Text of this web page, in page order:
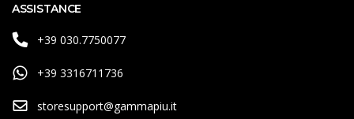
ASSISTANCE
+39 030.7750077
+39 3316711736
storesupport@gammapiu.it